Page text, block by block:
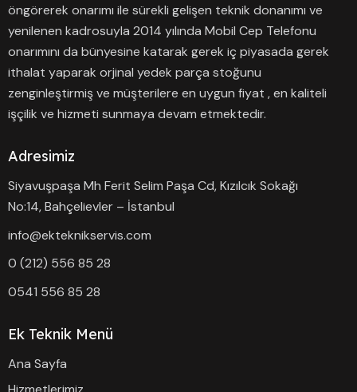
öngörerek onarımı ile sürekli gelişen teknik donanımı ve
yenilenen kadrosuyla 2014 yılında Mobil Cep Telefonu
onarımını da bünyesine katarak gerek iç piyasada gerek
ithalat yaparak orjinal yedek parça stoğunu
zenginleştirmiş ve müşterilere en uygun fiyat , en kaliteli
işçilik ve hizmeti sunmaya devam etmektedir.
Adresimiz
Siyavuşpaşa Mh Ferit Selim Paşa Cd, Kızılcık Sokağı
No:14, Bahçelievler – İstanbul
info@ekteknikservis.com
0 (212) 556 85 28
0541 556 85 28
Ek Teknik Menü
Ana Sayfa